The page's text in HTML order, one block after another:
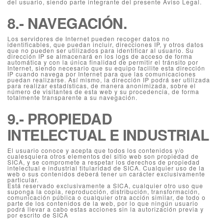
del usuario, siendo parte integrante del presente Aviso Legal.
8.- NAVEGACIÓN.
Los servidores de Internet pueden recoger datos no
identificables, que puedan incluir, direcciones IP, y otros datos
que no pueden ser utilizados para identificar al usuario. Su
dirección IP se almacenará en los logs de acceso de forma
automática y con la única finalidad de permitir el tránsito por
Internet, siendo necesario que su equipo facilite esta dirección
IP cuando navega por Internet para que las comunicaciones
puedan realizarse. Así mismo, la dirección IP podrá ser utilizada
para realizar estadísticas, de manera anonimizada, sobre el
número de visitantes de esta web y su procedencia, de forma
totalmente transparente a su navegación.
9.- PROPIEDAD
INTELECTUAL E INDUSTRIAL
El usuario conoce y acepta que todos los contenidos y/o
cualesquiera otros elementos del sitio web son propiedad de
SICA, y se compromete a respetar los derechos de propiedad
intelectual e industrial titularidad de SICA. Cualquier uso de la
web o sus contenidos deberá tener un carácter exclusivamente
particular.
Está reservado exclusivamente a SICA, cualquier otro uso que
suponga la copia, reproducción, distribución, transformación,
comunicación pública o cualquier otra acción similar, de todo o
parte de los contenidos de la web, por lo que ningún usuario
podrá llevar a cabo estas acciones sin la autorización previa y
por escrito de SICA